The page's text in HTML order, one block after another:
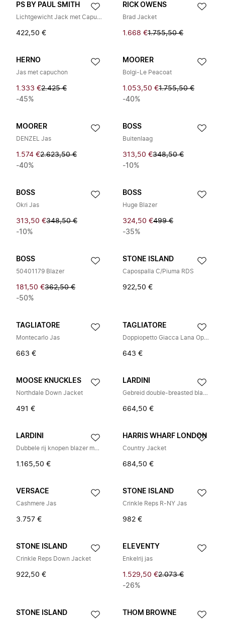
PS BY PAUL SMITH
Lichtgewicht Jack met Capuchon
422,50 €
RICK OWENS
Brad Jacket
1.668 €1.755,50 €
HERNO
Jas met capuchon
1.333 €2.425 €
-45%
MOORER
Bolgi-Le Peacoat
1.053,50 €1.755,50 €
-40%
MOORER
DENZEL Jas
1.574 €2.623,50 €
-40%
BOSS
Buitenlaag
313,50 €348,50 €
-10%
BOSS
Okri Jas
313,50 €348,50 €
-10%
BOSS
Huge Blazer
324,50 €499 €
-35%
BOSS
50401179 Blazer
181,50 €362,50 €
-50%
STONE ISLAND
Capospalla C/Piuma RDS
922,50 €
TAGLIATORE
Montecarlo Jas
663 €
TAGLIATORE
Doppiopetto Giacca Lana Operata
643 €
MOOSE KNUCKLES
Northdale Down Jacket
491 €
LARDINI
Gebreid double-breasted blazer
664,50 €
LARDINI
Dubbele rij knopen blazer met punt revers
1.165,50 €
HARRIS WHARF LONDON
Country Jacket
684,50 €
VERSACE
Cashmere Jas
3.757 €
STONE ISLAND
Crinkle Reps R-NY Jas
982 €
STONE ISLAND
Crinkle Reps Down Jacket
922,50 €
ELEVENTY
Enkelrij jas
1.529,50 €2.073 €
-26%
STONE ISLAND THOM BROWNE